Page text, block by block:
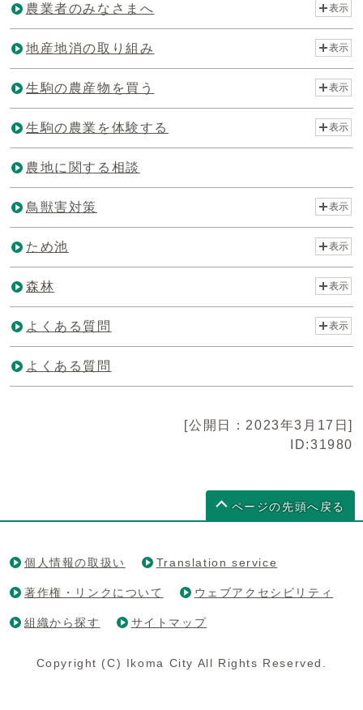
農業者のみなさまへ 表示
地産地消の取り組み 表示
生駒の農産物を買う 表示
生駒の農業を体験する 表示
農地に関する相談
鳥獣害対策 表示
ため池 表示
森林 表示
よくある質問 表示
よくある質問
[公開日：2023年3月17日]
ID:31980
ページの先頭へ戻る
個人情報の取扱い Translation service
著作権・リンクについて ウェブアクセシビリティ
組織から探す サイトマップ
Copyright (C) Ikoma City All Rights Reserved.